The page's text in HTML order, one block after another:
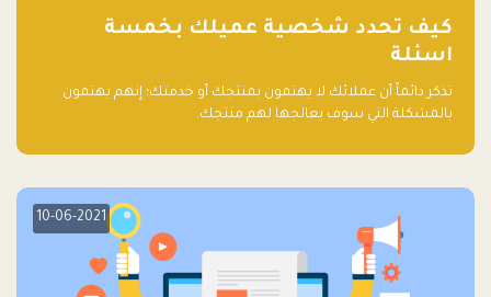
كيف تحدد شخصية عميلك بخمسة
اسئلة
تذكر دائماً أن عملائك لا يهتمون بمنتجك أو خدمتك؛ إنهم يهتمون
بالمشكلة التي سوف يعالجها لهم منتجك.
10-06-2021